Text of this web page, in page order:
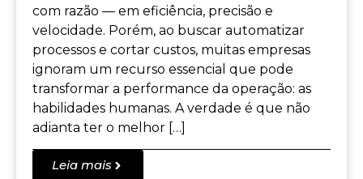
com razão — em eficiência, precisão e
velocidade. Porém, ao buscar automatizar
processos e cortar custos, muitas empresas
ignoram um recurso essencial que pode
transformar a performance da operação: as
habilidades humanas. A verdade é que não
adianta ter o melhor […]
Leia mais